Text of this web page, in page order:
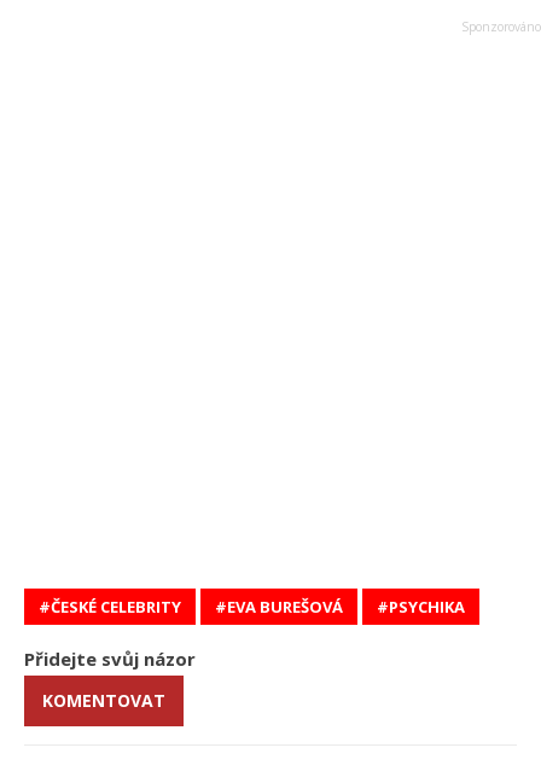
ČESKÉ CELEBRITY EVA BUREŠOVÁ PSYCHIKA
Přidejte svůj názor
KOMENTOVAT